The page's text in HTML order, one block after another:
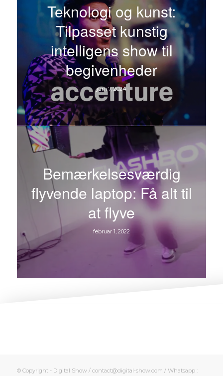
Teknologi og kunst:
Tilpasset kunstig
intelligens show til
begivenheder
juni 7, 2024
Bemærkelsesværdig
flyvende laptop: Få alt til
at flyve
februar 1, 2022
© Copyright - Digital Show / contact@digital-show.com / Whatsapp :